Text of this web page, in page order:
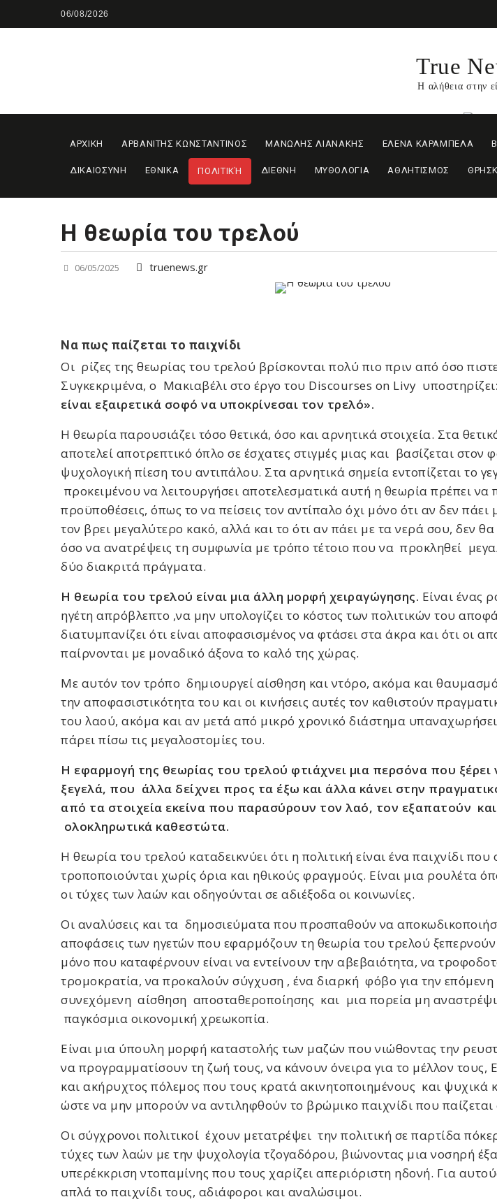
to
06/08/2026
True
Η αλήθεια στην
ΑΡΧΙΚΗ ΑΡΒΑΝΙΤΗΣ ΚΩΝΣΤΑΝΤΙΝΟΣ ΜΑΝΩΛΗΣ ΛΙΑΝΑΚΗΣ ΕΛΕΝΑ ΚΑΡΑΜΠΕΛΑ
ΔΙΚΑΙΟΣΥΝΗ ΕΘΝΙΚΑ ΠΟΛΙΤΙΚΉ ΔΙΕΘΝΗ ΜΥΘΟΛΟΓΙΑ ΑΘΛΗΤΙΣΜΟΣ
Η θεωρία του τρελού
06/05/2025 truenews.gr
Να πως παίζεται το παιχνίδι
Οι ρίζες της θεωρίας του τρελού βρίσκονται πολύ πιο πριν από όσο
Συγκεκριμένα, ο Μακιαβέλι στο έργο του Discourses on Livy υποστηρίζει
είναι εξαιρετικά σοφό να υποκρίνεσαι τον τρελό».
Η θεωρία παρουσιάζει τόσο θετικά, όσο και αρνητικά στοιχεία. Στα
αποτελεί αποτρεπτικό όπλο σε έσχατες στιγμές μιας και βασίζεται στον
ψυχολογική πίεση του αντιπάλου. Στα αρνητικά σημεία εντοπίζεται το
προκειμένου να λειτουργήσει αποτελεσματικά αυτή η θεωρία πρέπει να
προϋποθέσεις, όπως το να πείσεις τον αντίπαλο όχι μόνο ότι αν δεν
τον βρει μεγαλύτερο κακό, αλλά και το ότι αν πάει με τα νερά σου, δεν θα
όσο να ανατρέψεις τη συμφωνία με τρόπο τέτοιο που να προκληθεί
δύο διακριτά πράγματα.
Η θεωρία του τρελού είναι μια άλλη μορφή χειραγώγησης. Είναι ένας
ηγέτη απρόβλεπτο ,να μην υπολογίζει το κόστος των πολιτικών του
διατυμπανίζει ότι είναι αποφασισμένος να φτάσει στα άκρα και ότι οι
παίρνονται με μοναδικό άξονα το καλό της χώρας.
Με αυτόν τον τρόπο δημιουργεί αίσθηση και ντόρο, ακόμα και
την αποφασιστικότητα του και οι κινήσεις αυτές τον καθιστούν
του λαού, ακόμα και αν μετά από μικρό χρονικό διάστημα υπαναχωρήσει
πάρει πίσω τις μεγαλοστομίες του.
Η εφαρμογή της θεωρίας του τρελού φτιάχνει μια περσόνα που
ξεγελά, που άλλα δείχνει προς τα έξω και άλλα κάνει στην
από τα στοιχεία εκείνα που παρασύρουν τον λαό, τον εξαπατούν
ολοκληρωτικά καθεστώτα.
Η θεωρία του τρελού καταδεικνύει ότι η πολιτική είναι ένα παιχνίδι που
τροποποιούνται χωρίς όρια και ηθικούς φραγμούς. Είναι μια ρουλέτα
οι τύχες των λαών και οδηγούνται σε αδιέξοδα οι κοινωνίες.
Οι αναλύσεις και τα δημοσιεύματα που προσπαθούν να
αποφάσεις των ηγετών που εφαρμόζουν τη θεωρία του τρελού ξεπερνούν
μόνο που καταφέρνουν είναι να εντείνουν την αβεβαιότητα, να
τρομοκρατία, να προκαλούν σύγχυση , ένα διαρκή φόβο για την
συνεχόμενη αίσθηση αποσταθεροποίησης και μια πορεία μη
παγκόσμια οικονομική χρεωκοπία.
Είναι μια ύπουλη μορφή καταστολής των μαζών που νιώθοντας την
να προγραμματίσουν τη ζωή τους, να κάνουν όνειρα για το μέλλον τους,
και ακήρυχτος πόλεμος που τους κρατά ακινητοποιημένους και ψυχικά
ώστε να μην μπορούν να αντιληφθούν το βρώμικο παιχνίδι που
Οι σύγχρονοι πολιτικοί έχουν μετατρέψει την πολιτική σε παρτίδα
τύχες των λαών με την ψυχολογία τζογαδόρου, βιώνοντας μια νοσηρή
υπερέκκριση ντοπαμίνης που τους χαρίζει απεριόριστη ηδονή. Για
απλά το παιχνίδι τους, αδιάφοροι και αναλώσιμοι.